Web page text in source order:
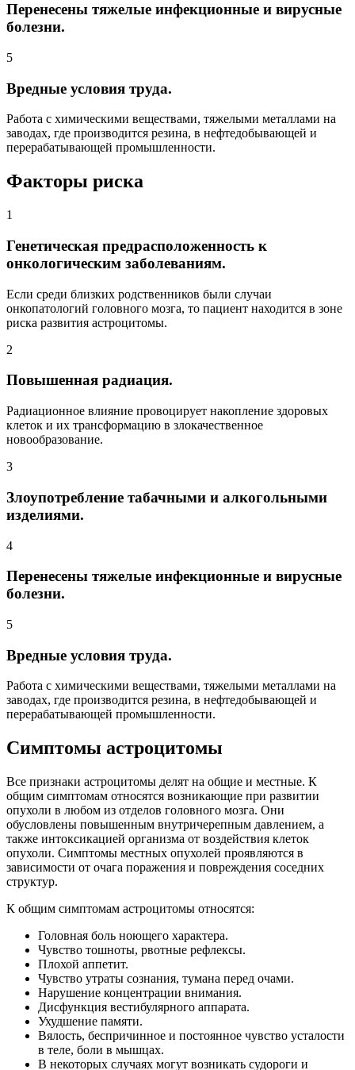
Перенесены тяжелые инфекционные и вирусные
болезни.
5
Вредные условия труда.
Работа с химическими веществами, тяжелыми металлами на
заводах, где производится резина, в нефтедобывающей и
перерабатывающей промышленности.
Факторы риска
1
Генетическая предрасположенность к
онкологическим заболеваниям.
Если среди близких родственников были случаи
онкопатологий головного мозга, то пациент находится в зоне
риска развития астроцитомы.
2
Повышенная радиация.
Радиационное влияние провоцирует накопление здоровых
клеток и их трансформацию в злокачественное
новообразование.
3
Злоупотребление табачными и алкогольными
изделиями.
4
Перенесены тяжелые инфекционные и вирусные
болезни.
5
Вредные условия труда.
Работа с химическими веществами, тяжелыми металлами на
заводах, где производится резина, в нефтедобывающей и
перерабатывающей промышленности.
Симптомы астроцитомы
Все признаки астроцитомы делят на общие и местные. К
общим симптомам относятся возникающие при развитии
опухоли в любом из отделов головного мозга. Они
обусловлены повышенным внутричерепным давлением, а
также интоксикацией организма от воздействия клеток
опухоли. Симптомы местных опухолей проявляются в
зависимости от очага поражения и повреждения соседних
структур.
К общим симптомам астроцитомы относятся:
Головная боль ноющего характера.
Чувство тошноты, рвотные рефлексы.
Плохой аппетит.
Чувство утраты сознания, тумана перед очами.
Нарушение концентрации внимания.
Дисфункция вестибулярного аппарата.
Ухудшение памяти.
Вялость, беспричинное и постоянное чувство усталости
в теле, боли в мышцах.
В некоторых случаях могут возникать судороги и